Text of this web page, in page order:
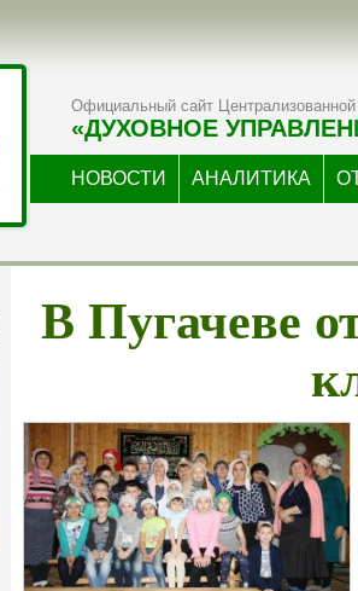
Официальный сайт Централизованной
«ДУХОВНОЕ
НОВОСТИ АНАЛИТИКА
В Пугачеве